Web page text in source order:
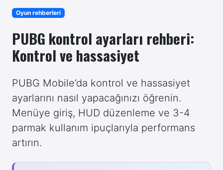
Oyun rehberleri
PUBG kontrol ayarları rehberi:
Kontrol ve hassasiyet
PUBG Mobile’da kontrol ve hassasiyet
ayarlarını nasıl yapacağınızı öğrenin.
Menüye giriş, HUD düzenleme ve 3-4
parmak kullanım ipuçlarıyla performans
artırın.